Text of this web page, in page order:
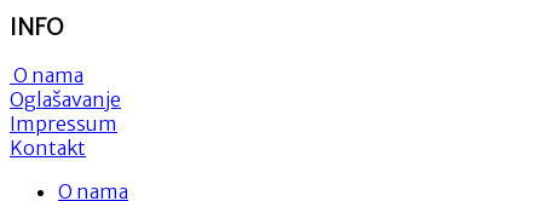
INFO
O nama
Oglašavanje
Impressum
Kontakt
O nama